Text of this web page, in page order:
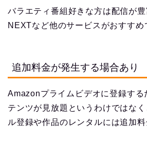
バラエティ番組好きな方は配信が
NEXTなど他のサービスがおすすめ
追加料金が発生する場合あり
Amazonプライムビデオに登録する
テンツが見放題というわけではな
ル登録や作品のレンタルには追加料